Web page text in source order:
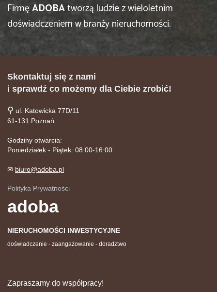
FirmęADOBAtworzą ludzie z wieloletnim
doświadczeniem w branży nieruchomości.
Skontaktuj się z nami
i sprawdź co możemy dla Ciebie zrobić!
⚲ ul. Katowicka 77D/11
61-131 Poznań
Godziny otwarcia:
Poniedziałek - Piątek: 08:00-16:00
✉ biuro@adoba.pl
Polityka Prywatności
adoba
NIERUCHOMOŚCI INWESTYCYJNE
doświadczenie - zaangażowanie - doradztwo
Zapraszamy do współpracy!